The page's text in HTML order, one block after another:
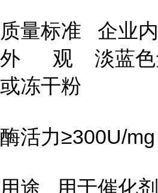
质量标准 企业
外 观 淡蓝色
或冻干粉
酶活力≥300U/
用途 用于催化